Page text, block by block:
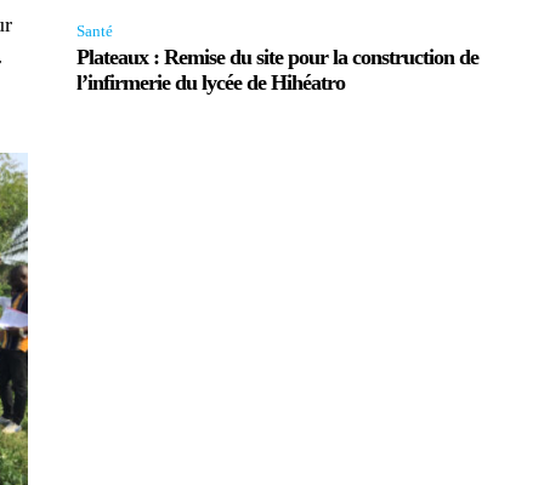
Santé
Plateaux : Remise du site pour la construction de
l’infirmerie du lycée de Hihéatro